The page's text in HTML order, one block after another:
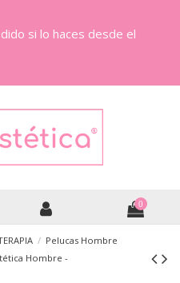
si lo haces desde el
0
Pelucas Hombre
Hombre -